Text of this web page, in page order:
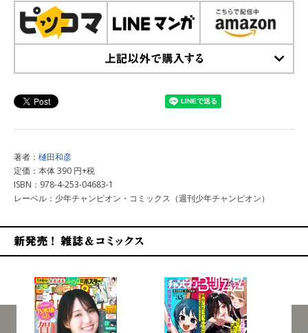
著者： 樋田和彦
定価：本体 390 円+税
ISBN：978-4-253-04683-1
レーベル：少年チャンピオン・コミックス（週刊少年チャンピオン）